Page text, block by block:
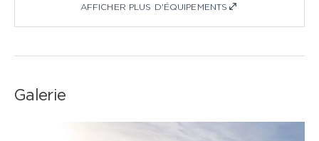
AFFICHER PLUS D'ÉQUIPEMENTS
Galerie